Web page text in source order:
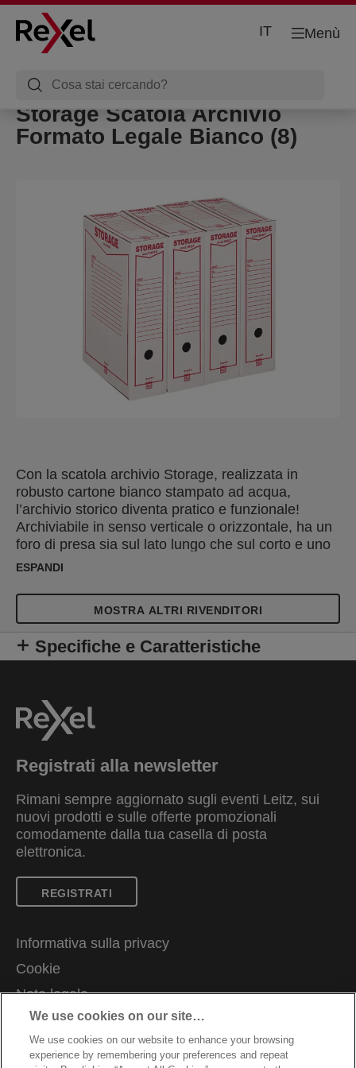
Menù
IT
Storage Scatola Archivio
Formato Legale Bianco (8)
Con la scatola archivio Storage, realizzata in
robusto cartone bianco stampato ad acqua,
l’archivio storico diventa pratico e funzionale!
Archiviabile in senso verticale o orizzontale, ha un
foro di presa sia sul lato lungo che sul corto e uno
spazio per la descrizione del contenuto su tutti i
ESPANDI
MOSTRA ALTRI RIVENDITORI
Specifiche e Caratteristiche
Registrati alla newsletter
Rimani sempre aggiornato sugli eventi Leitz, sui
nuovi prodotti e sulle offerte promozionali
comodamente dalla tua casella di posta
elettronica.
REGISTRATI
Informativa sulla privacy
Cookie
Nota legale
Imprint
Ti serve assistenza?
We use cookies on our site…
We use cookies on our website to enhance your browsing
experience by remembering your preferences and repeat